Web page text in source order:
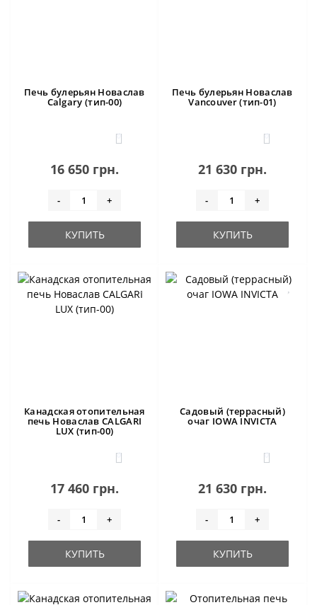
Печь булерьян Новаслав
Calgary (тип-00)
0
16 650 грн.
- +
КУПИТЬ
Печь булерьян Новаслав
Vancouver (тип-01)
0
21 630 грн.
- +
КУПИТЬ
Канадская отопительная
печь Новаслав CALGARI
LUX (тип-00)
0
17 460 грн.
- +
КУПИТЬ
Садовый (террасный)
очаг IOWA INVICTA
0
21 630 грн.
- +
КУПИТЬ